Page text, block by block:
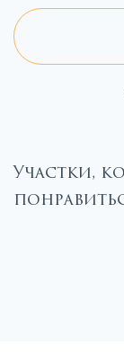
Участки,